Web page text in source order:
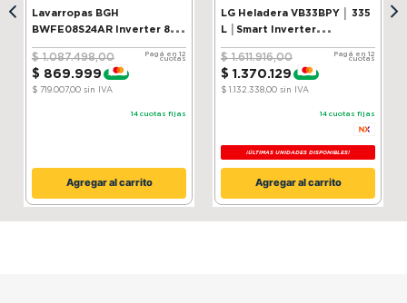
Color Blanco
Modelo PHS60HA4CN
Marca
SKU 10026106
Lavarropas BGH
BWFE08S24AR Inverter 8 kg
Silver
$ 1.087.498,00
$ 869.999 - 20 %
$ 719.007,00sin IVA
Pagá en 12
cuotas
14 cuotas fijas
Agregar al carrito
LG Heladera VB33BPY │ 335
L │Smart Inverter
Compressor│ ThinQ
$ 1.611.916,00
$ 1 .370.129 15 %
$ 1.132.338,00sin IVA
Pagá en 12
cuotas
14 cuotas fijas
¡ÚLTIMAS UNIDADES DISPONIBLES!
Agregar al carrito